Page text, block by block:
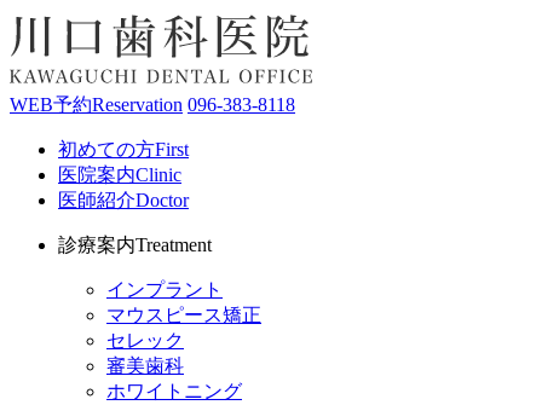
WEB予約Reservation 096-383-8118
初めての方First
医院案内Clinic
医師紹介Doctor
診療案内Treatment
インプラント
マウスピース矯正
セレック
審美歯科
ホワイトニング